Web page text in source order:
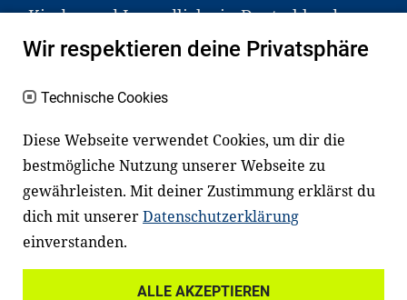
Kinder und Jugendliche in Deutschland
haben aber große Schwierigkeiten dabei.
an Familien sowie an Erzieher*innen,
Lehrer*innen und andere
Fachexpert*innen. Dafür arbeiten wir eng
mit Ministerien, wissenschaftlichen
Einrichtungen, Verbänden, Unternehmen
und anderen Stiftungen zusammen.
Wir respektieren deine Privatsphäre
Technische Cookies
Diese Webseite verwendet Cookies, um dir die
bestmögliche Nutzung unserer Webseite zu
gewährleisten. Mit deiner Zustimmung erklärst du
dich mit unsererDatenschutzerklärung
einverstanden.
ALLE AKZEPTIEREN